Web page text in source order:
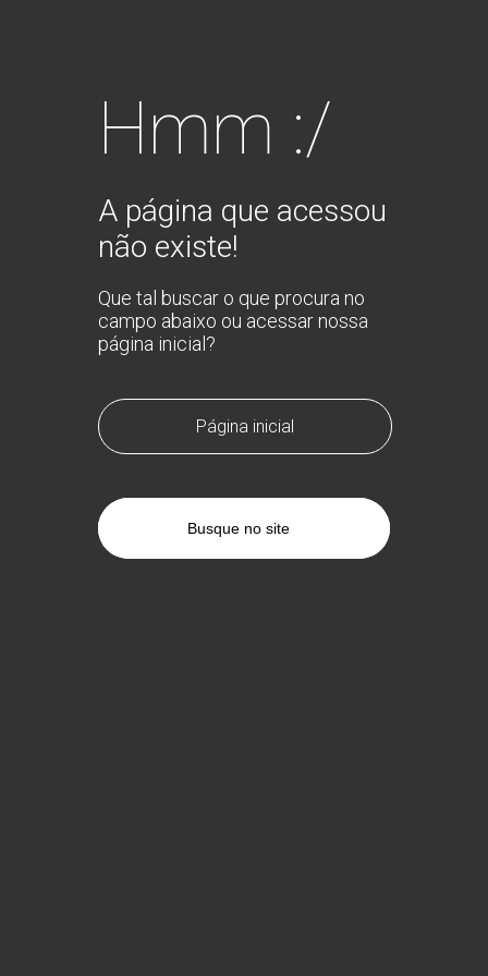
Hmm :/
A página que acessou
não existe!
Que tal buscar o que procura no
campo abaixo ou acessar nossa
página inicial?
Página inicial